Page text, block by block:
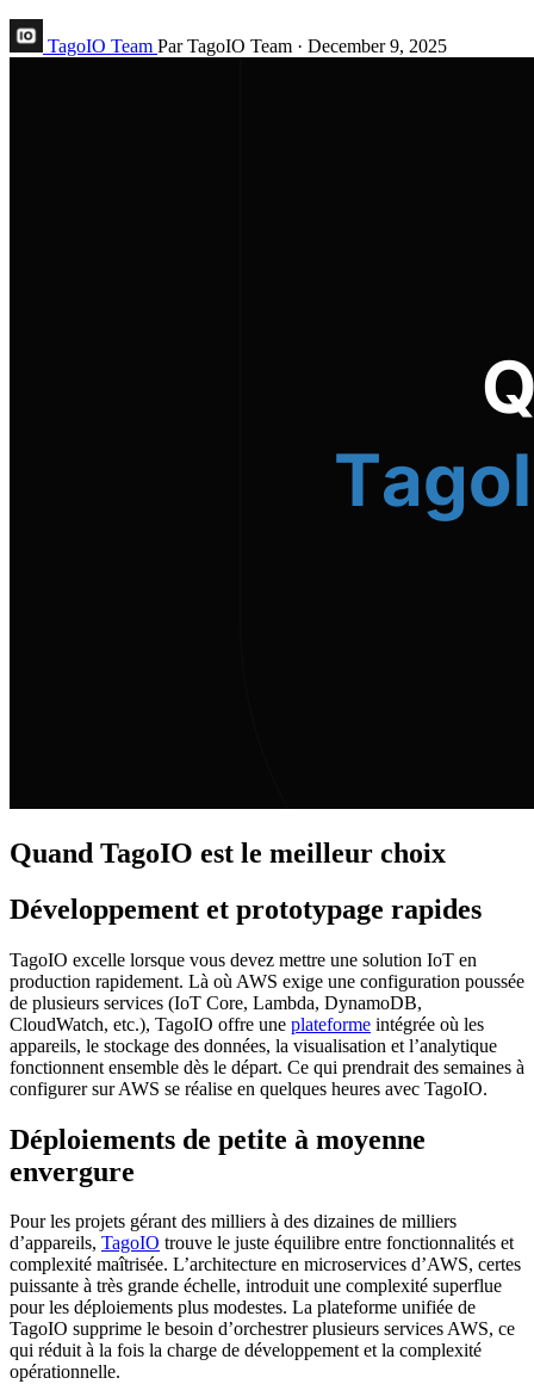
TagoIO Team Par TagoIO Team · December 9, 2025
Quand TagoIO est le meilleur choix
Développement et prototypage rapides
TagoIO excelle lorsque vous devez mettre une solution IoT en
production rapidement. Là où AWS exige une configuration poussée
de plusieurs services (IoT Core, Lambda, DynamoDB,
CloudWatch, etc.), TagoIO offre une plateforme intégrée où les
appareils, le stockage des données, la visualisation et l’analytique
fonctionnent ensemble dès le départ. Ce qui prendrait des semaines à
configurer sur AWS se réalise en quelques heures avec TagoIO.
Déploiements de petite à moyenne
envergure
Pour les projets gérant des milliers à des dizaines de milliers
d’appareils, TagoIO trouve le juste équilibre entre fonctionnalités et
complexité maîtrisée. L’architecture en microservices d’AWS, certes
puissante à très grande échelle, introduit une complexité superflue
pour les déploiements plus modestes. La plateforme unifiée de
TagoIO supprime le besoin d’orchestrer plusieurs services AWS, ce
qui réduit à la fois la charge de développement et la complexité
opérationnelle.